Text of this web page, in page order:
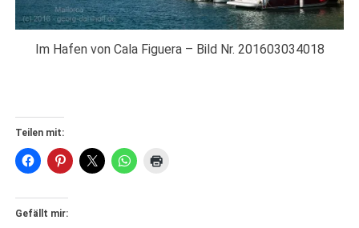
Im Hafen von Cala Figuera – Bild Nr. 201603034018
Teilen mit:
Gefällt mir: